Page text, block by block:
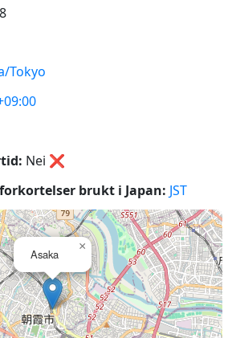
Tokyo
Nei ❌
brukt i Japan: JST
Asaka
×